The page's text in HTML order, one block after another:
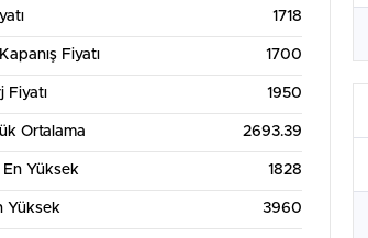
1718
Fiyatı 1700
Fiyatı 1950
Ortalama 2693.39
En Yüksek 1828
Yüksek 3960